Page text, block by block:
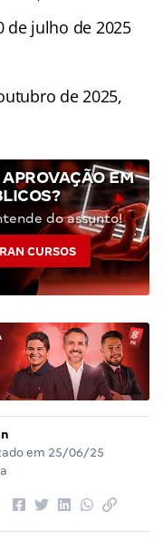
de julho de 2025
de 2025,
EM
do assunto!
CURSOS
em 25/06/25